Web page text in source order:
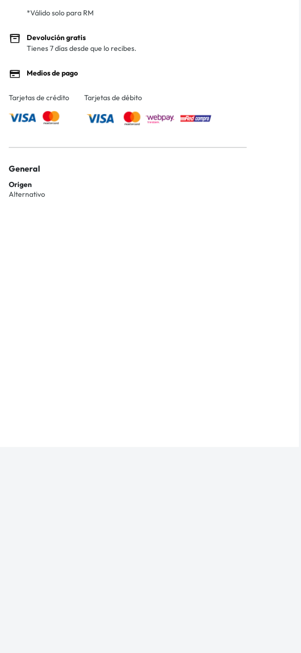
*Válido solo para RM
Devolución gratis
Tienes 7 días desde que lo recibes.
Medios de pago
Tarjetas de crédito Tarjetas de débito
General
Origen
Alternativo